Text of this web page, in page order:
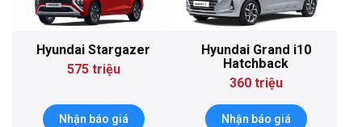
Hyundai Stargazer
575 triệu
Nhận báo giá
Hyundai Grand i10
Hatchback
360 triệu
Nhận báo giá